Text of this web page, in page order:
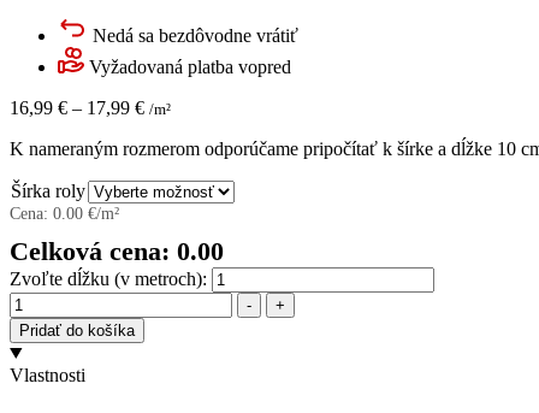
Nedá sa bezdôvodne vrátiť
Vyžadovaná platba vopred
16,99 € – 17,99 € /m²
K nameraným rozmerom odporúčame pripočítať k šírke a dĺžke 10
Šírka roly
Cena: 0.00 €/m²
Celková cena: 0.00
Zvoľte dĺžku (v metroch):
Množstvo
-
+
Pridať do košíka
Vlastnosti